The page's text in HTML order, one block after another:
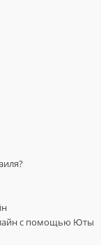
с помощью Юты